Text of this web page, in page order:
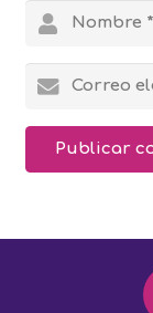
Publicar